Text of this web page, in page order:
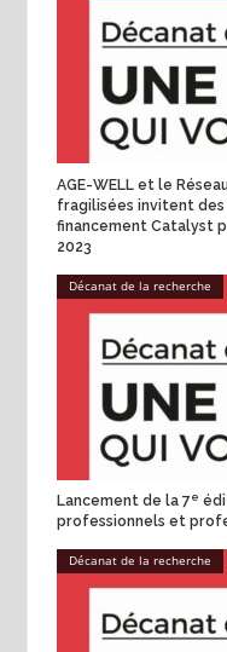
AGE-WELL et le
fragilisées invitent
financement Catalyst
2023
Décanat de la recherche
Lancement de la 7e
professionnels et
Décanat de la recherche